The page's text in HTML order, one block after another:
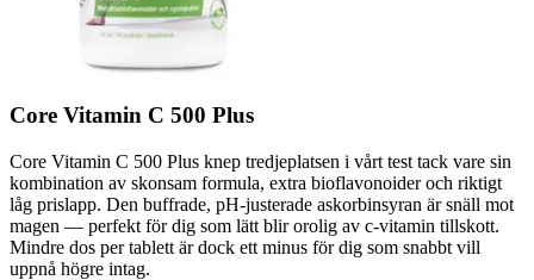
Core Vitamin C 500 Plus
Core Vitamin C 500 Plus knep tredjeplatsen i vårt test tack vare sin
kombination av skonsam formula, extra bioflavonoider och riktigt
låg prislapp. Den buffrade, pH-justerade askorbinsyran är snäll mot
magen — perfekt för dig som lätt blir orolig av c-vitamin tillskott.
Mindre dos per tablett är dock ett minus för dig som snabbt vill
uppnå högre intag.